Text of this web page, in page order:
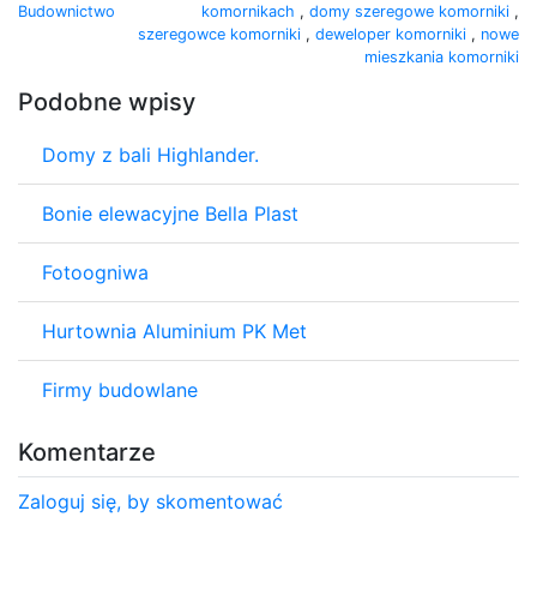
Budownictwo
komornikach , domy szeregowe komorniki ,
szeregowce komorniki , deweloper komorniki , nowe
mieszkania komorniki
Podobne wpisy
Domy z bali Highlander.
Bonie elewacyjne Bella Plast
Fotoogniwa
Hurtownia Aluminium PK Met
Firmy budowlane
Komentarze
Zaloguj się, by skomentować